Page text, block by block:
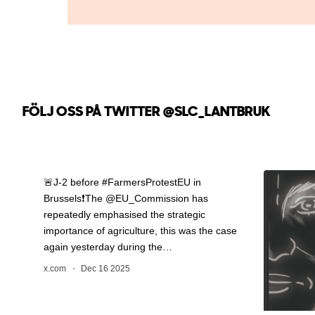
FÖLJ OSS PÅ TWITTER @SLC_LANTBRUK